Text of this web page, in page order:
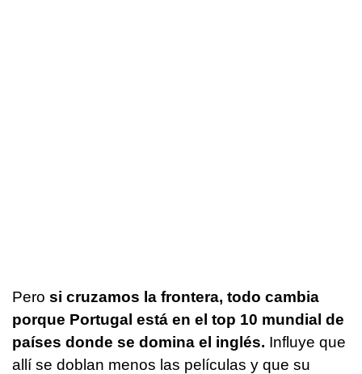
Pero si cruzamos la frontera, todo cambia
porque Portugal está en el top 10 mundial de
países donde se domina el inglés. Influye que
allí se doblan menos las películas y que su